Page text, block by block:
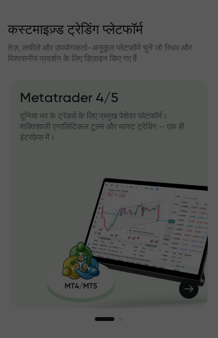
कस्टमाइज़्ड ट्रेडिंग प्लेटफॉर्म
तेज़, लचीले और उपयोगकर्ता-अनुकूल प्लेटफॉर्म चुनें जो स्थिर और
विश्वसनीय प्रदर्शन के लिए डिज़ाइन किए गए हैं
Metatrader 4/5
दुनिया भर के ट्रेडर्स के लिए प्रमुख पेशेवर प्लेटफॉर्म।
शक्तिशाली एनालिटिकल टूल्स और फास्ट ट्रेडिंग — एक ही
इंटरफ़ेस में।